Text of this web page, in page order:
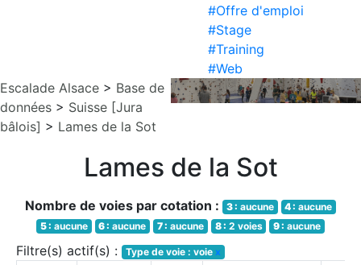
#Offre d'emploi
#Stage
#Training
#Web
Escalade Alsace > Base de
données > Suisse [Jura
bâlois] > Lames de la Sot
Lames de la Sot
Nombre de voies par cotation : 3 : aucune 4 : aucune
5 : aucune 6 : aucune 7 : aucune 8 : 2 voies 9 : aucune
Filtre(s) actif(s) : Type de voie : voie x